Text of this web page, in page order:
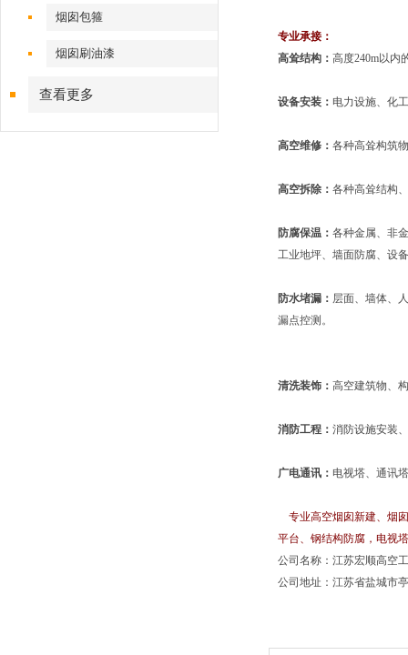
烟囱包箍
烟囱刷油漆
查看更多
专业承接：
高耸结构： 高度240m以内
设备安装： 电力设施、化
高空维修： 各种高耸构筑
高空拆除： 各种高耸结构
防腐保温： 各种金属、非
工业地坪、墙面防腐、设
防水堵漏： 层面、墙体、
漏点控测。
清洗装饰： 高空建筑物、
消防工程： 消防设施安装
广电通讯： 电视塔、通讯
专业高空烟囱新建、烟
平台、钢结构防腐，电视
公司名称：江苏宏顺高空
公司地址：江苏省盐城市